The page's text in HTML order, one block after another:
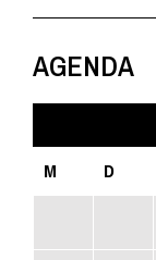
AGENDA
M
D